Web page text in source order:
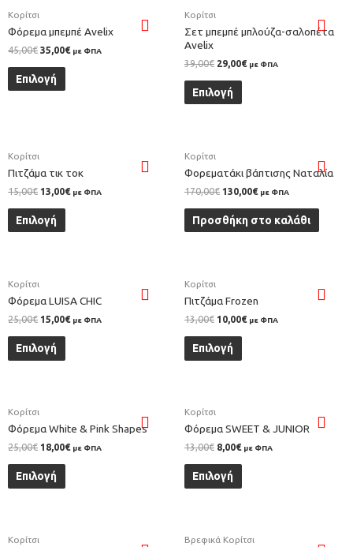
Κορίτσι
Φόρεμα μπεμπέ Αvelix
45,00€ 35,00€ με ΦΠΑ
Επιλογή
Κορίτσι
Σετ μπεμπέ μπλούζα-σαλοπέτα
Αvelix
39,00€ 29,00€ με ΦΠΑ
Επιλογή
Κορίτσι
Πιτζάμα τικ τοκ
15,00€ 13,00€ με ΦΠΑ
Επιλογή
Κορίτσι
Φορεματάκι βάπτισης Ναταλία
170,00€ 130,00€ με ΦΠΑ
Προσθήκη στο καλάθι
Κορίτσι
Φόρεμα LUISA CHIC
25,00€ 15,00€ με ΦΠΑ
Επιλογή
Κορίτσι
Πιτζάμα Frozen
13,00€ 10,00€ με ΦΠΑ
Επιλογή
Κορίτσι
Φόρεμα White & Pink Shapes
25,00€ 18,00€ με ΦΠΑ
Επιλογή
Κορίτσι
Φόρεμα SWEET & JUNIOR
13,00€ 8,00€ με ΦΠΑ
Επιλογή
Κορίτσι Βρεφικά Κορίτσι